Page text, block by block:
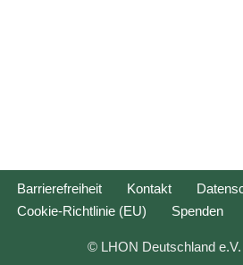
Barrierefreiheit Kontakt
Cookie-Richtlinie (EU)
Spenden
© LHON Deutschland e.V.